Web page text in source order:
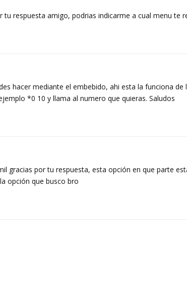
tu respuesta amigo, podrias indicarme a cual menu te
hacer mediante el embebido, ahi esta la funciona
*0 10 y llama al numero que quieras. Saludos
gracias por tu respuesta, esta opción en que parte
opción que busco bro